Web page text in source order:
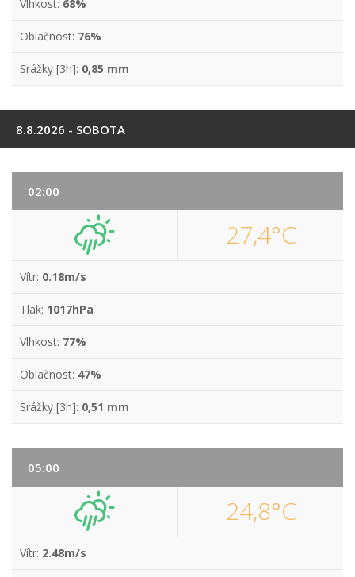
Vlhkost: 68%
Oblačnost: 76%
Srážky [3h]: 0,85 mm
8.8.2026 - SOBOTA
02:00
27,4°C
Vítr: 0.18m/s
Tlak: 1017hPa
Vlhkost: 77%
Oblačnost: 47%
Srážky [3h]: 0,51 mm
05:00
24,8°C
Vítr: 2.48m/s